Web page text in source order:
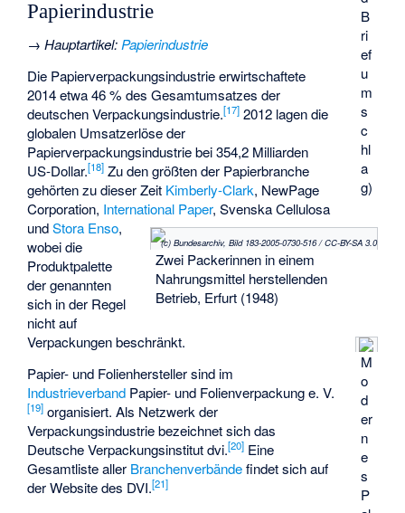
B
ri
ef
u
m
s
c
hl
a
g)
(c) Bundesarchiv, Bild 183-2005-0730-516 / CC-BY-SA 3.0
Zwei Packerinnen in einem
Nahrungsmittel herstellenden
Betrieb, Erfurt (1948)
M
o
d
er
n
e
s
P
Papierindustrie
→Hauptartikel:Papierindustrie
Die Papierverpackungsindustrie erwirtschaftete
2014 etwa 46 % des Gesamtumsatzes der
deutschen Verpackungsindustrie.[17] 2012 lagen die
globalen Umsatzerlöse der
Papierverpackungsindustrie bei 354,2 Milliarden
US-Dollar.[18] Zu den größten der Papierbranche
gehörten zu dieser Zeit Kimberly-Clark, NewPage
Corporation, International Paper,Svenska Cellulosa
undStora Enso,
wobei die
Produktpalette
der genannten
sich in der Regel
nicht auf
Verpackungen beschränkt.
Papier- und Folienhersteller sind im
Industrieverband Papier- und Folienverpackung e. V.
[19] organisiert. Als Netzwerk der
Verpackungsindustrie bezeichnet sich das
Deutsche Verpackungsinstitutdvi.[20] Eine
Gesamtliste aller Branchenverbändefindet sich auf
der Website des DVI.[21]